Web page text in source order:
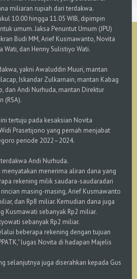
miliaran rupiah dari terdakwa.
10.00 hingga 11.05 WIB, dipimpin
umum. Jaksa Penuntut Umum (JPU)
Budi MM, Arief Kusmawanto, Novita
Wati, dan Henny Sulistiyo Wati.
yakni Awaluddin Muuri, mantan
Iskandar Zulkarnain, mantan Kabag
dan Andi Nurhuda, mantan Direktur
(RSA).
tertuju pada kesaksian Novita
Prasetijono yang pernah menjabat
periode 2022–2024.
Andi Nurhuda.
menerima aliran dana yang
rekening milik saudara-saudaradari
masing-masing, Arief Kusmawanto
dan Rp8 miliar. Kemudian dana juga
Kusmawati sebanyak Rp2 miliar.
sebanyak Rp2 miliar.
beberapa rekening dengan tujuan
lugas Novita di hadapan Majelis
selanjutnya juga diserahkan kepada Gus